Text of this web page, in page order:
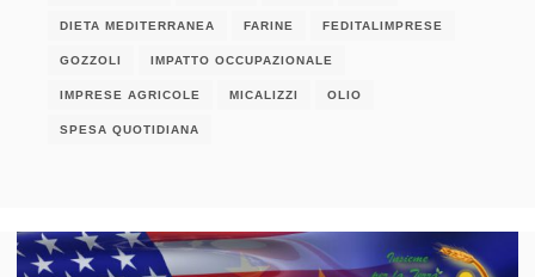
DIETA MEDITERRANEA FARINE FEDITALIMPRESE
GOZZOLI IMPATTO OCCUPAZIONALE
IMPRESE AGRICOLE MICALIZZI OLIO
SPESA QUOTIDIANA